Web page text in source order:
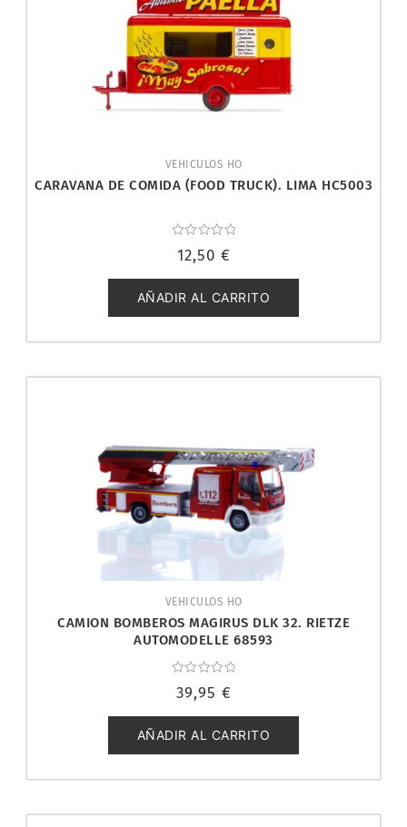
VEHICULOS HO
CARAVANA DE COMIDA (FOOD TRUCK). LIMA HC5003
con
de
5
12,50 €
AÑADIR AL CARRITO
VEHICULOS HO
CAMION BOMBEROS MAGIRUS DLK 32. RIETZE
AUTOMODELLE 68593
con
de
5
39,95 €
AÑADIR AL CARRITO